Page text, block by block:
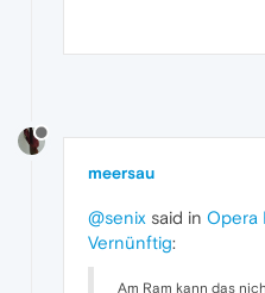
meersau
@senix said in Opera
Vernünftig:
Am Ram kann das